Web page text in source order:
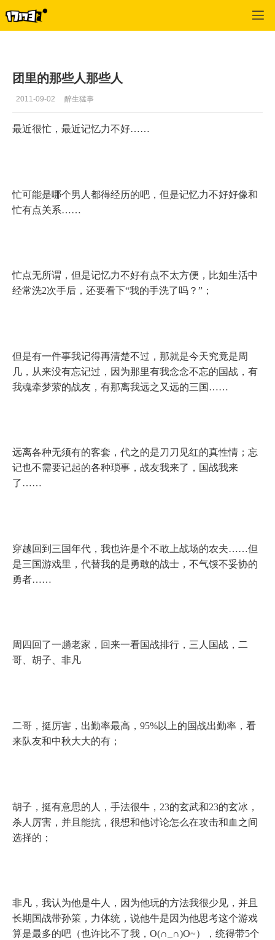
团里的那些人那些人
2011-09-02 醉生猛事
最近很忙，最近记忆力不好……
忙可能是哪个男人都得经历的吧，但是记忆力不好好像和
忙有点关系……
忙点无所谓，但是记忆力不好有点不太方便，比如生活中
经常洗2次手后，还要看下“我的手洗了吗？”；
但是有一件事我记得再清楚不过，那就是今天究竟是周
几，从来没有忘记过，因为那里有我念念不忘的国战，有
我魂牵梦萦的战友，有那离我远之又远的三国……
远离各种无须有的客套，代之的是刀刀见红的真性情；忘
记也不需要记起的各种琐事，战友我来了，国战我来
了……
穿越回到三国年代，我也许是个不敢上战场的农夫……但
是三国游戏里，代替我的是勇敢的战士，不气馁不妥协的
勇者……
周四回了一趟老家，回来一看国战排行，三人国战，二
哥、胡子、非凡
二哥，挺厉害，出勤率最高， 95%以上的国战出勤率，看
来队友和中秋大大的有；
胡子，挺有意思的人，手法很牛， 23的玄武和23的玄冰，
杀人厉害，并且能抗，很想和他讨论怎么在攻击和血之间
选择的；
非凡，我认为他是牛人，因为他玩的方法我很少见，并且
长期国战带孙策，力体统，说他牛是因为他思考这个游戏
算是最多的吧（也许比不了我， O(∩ ∩)O~），统得带5个